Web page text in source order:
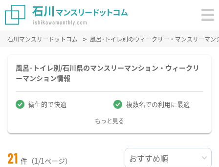
石川マンスリードットコム 風呂･トイレ別のウィークリー・マンスリーマン
風呂･トイレ別/石川県のマンスリーマンション・ウィークリ
ーマンション情報
衛生的で快適 複数名での利用に最適
もっと見る
21 件（1/1ページ）